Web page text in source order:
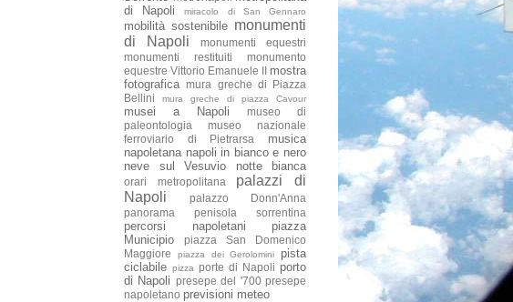
di Napoli
miracolo di San Gennaro
mobilità sostenibile monumenti
di Napoli
monumenti equestri
monumenti restituiti
monumento
equestre Vittorio Emanuele II mostra
fotografica mura greche di Piazza
Bellini
mura greche di piazza Cavour
musei a Napoli
museo di
paleontologia
museo nazionale
ferroviario di Pietrarsa
musica
napoletana napoli in bianco e nero
neve sul Vesuvio
notte bianca
orari metropolitana
palazzi di
Napoli
palazzo Donn'Anna
panorama penisola sorrentina
percorsi napoletani
piazza
Municipio
piazza San Domenico
Maggiore
piazza dei Gerolomini
pista
ciclabile pizza porte di Napoli porto
di Napoli presepe del '700 presepe
napoletano previsioni meteo